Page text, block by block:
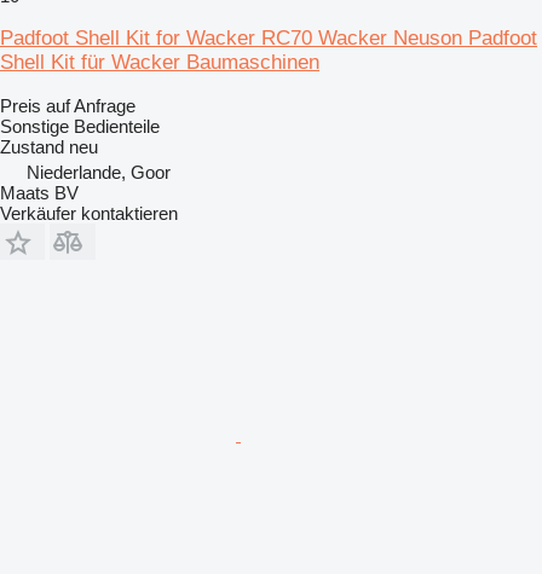
Padfoot Shell Kit for Wacker RC70 Wacker Neuson Padfoot
Shell Kit für Wacker Baumaschinen
Preis auf Anfrage
Sonstige Bedienteile
Zustand neu
Niederlande, Goor
Maats BV
Verkäufer kontaktieren